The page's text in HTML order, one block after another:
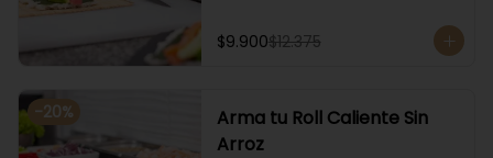
relleno palta y/o queso crema para
que el roll pueda compactar y ser
$9.900$12.375
-20%
Arma tu Roll Caliente Sin
Arroz